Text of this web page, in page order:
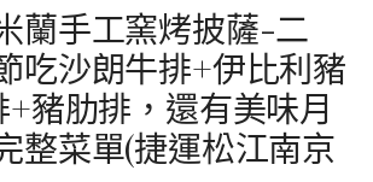
蘭手工窯烤披薩-二
吃沙朗牛排+伊比利豬
豬肋排，還有美味月
整菜單(捷運松江南京